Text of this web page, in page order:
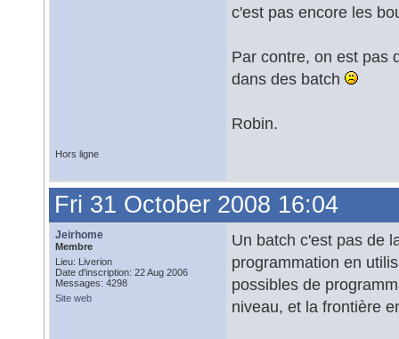
c'est pas encore les
Par contre, on est pas
dans des batch
Robin.
Hors ligne
Fri 31 October 2008 16:04
Jeirhome
Membre
Lieu: Liverion
Date d'inscription: 22 Aug 2006
Messages: 4298
Site web
Un batch c'est pas de
programmation en
possibles de
niveau, et la frontière